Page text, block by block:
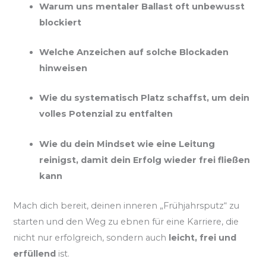
Warum uns mentaler Ballast oft unbewusst
blockiert
Welche Anzeichen auf solche Blockaden
hinweisen
Wie du systematisch Platz schaffst, um dein
volles Potenzial zu entfalten
Wie du dein Mindset wie eine Leitung
reinigst, damit dein Erfolg wieder frei fließen
kann
Mach dich bereit, deinen inneren „Frühjahrsputz“ zu
starten und den Weg zu ebnen für eine Karriere, die
nicht nur erfolgreich, sondern auch leicht, frei und
erfüllend ist.